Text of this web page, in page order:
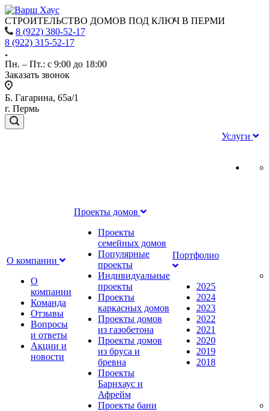
СТРОИТЕЛЬСТВО ДОМОВ ПОД КЛЮЧ В ПЕРМИ
8 (922) 380-52-17
8 (922) 315-52-17
Пн. – Пт.: с 9:00 до 18:00
Заказать звонок
Б. Гагарина, 65а/1
г. Пермь
О компании
О
компании
Команда
Отзывы
Вопросы
и ответы
Акции и
новости
Проекты домов
Проекты
семейных домов
Популярные
проекты
Индивидуальные
проекты
Проекты
каркасных домов
Проекты домов
из газобетона
Проекты домов
из бруса и
бревна
Проекты
Барнхаус и
Афрейм
Проекты бани
Портфолио
2025
2024
2023
2022
2021
2020
2019
2018
Услуги